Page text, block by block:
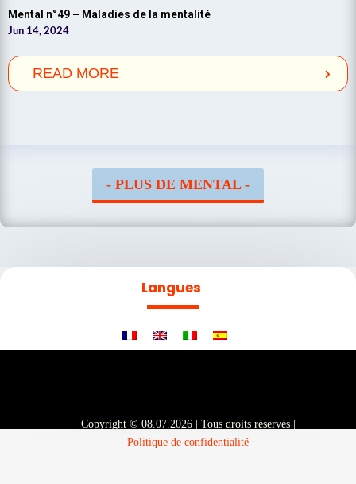
Mental n°49 – Maladies de la mentalité
Jun 14, 2024
READ MORE
- PLUS DE MENTAL -
Langues
Copyright © 08.07.2026 | Tous droits réservés |
Politique de confidentialité